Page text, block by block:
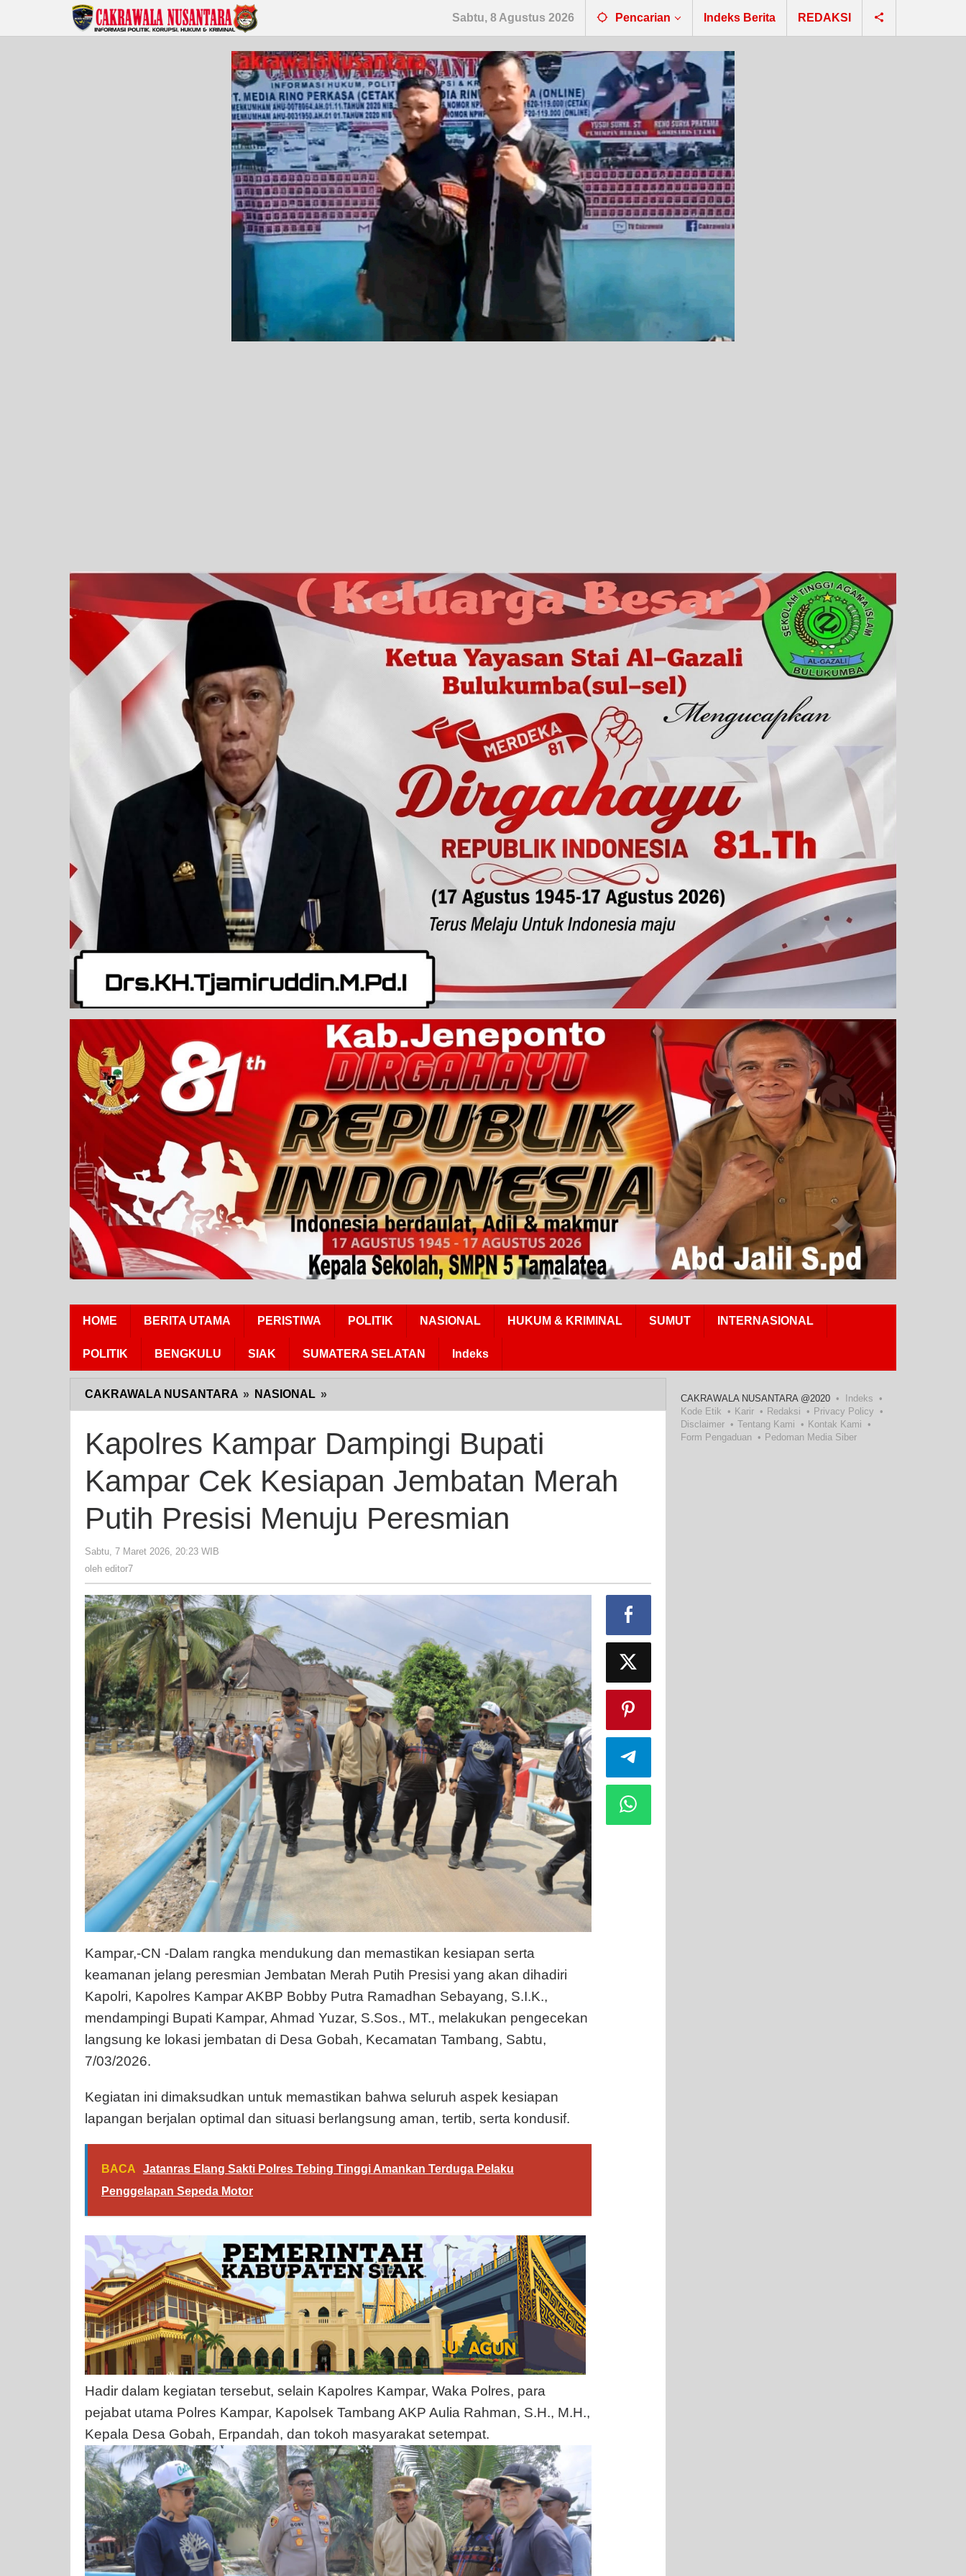
Sabtu, 8 Agustus 2026 Pencarian Indeks Berita REDAKSI
HOME BERITA UTAMA PERISTIWA POLITIK NASIONAL HUKUM & KRIMINAL SUMUT INTERNASIONAL
POLITIK BENGKULU SIAK SUMATERA SELATAN Indeks
CAKRAWALA NUSANTARA » NASIONAL »
Kampar
Bupati
Cek
Kesiapan
Jembatan
Merah
Menuju
Peresmian
Kapolres Kampar Dampingi Bupati
Kampar Cek Kesiapan Jembatan Merah
Putih Presisi Menuju Peresmian
Sabtu, 7 Maret 2026, 20:23 WIB
oleh editor7
Kampar,-CN -Dalam rangka mendukung dan memastikan kesiapan serta
keamanan jelang peresmian Jembatan Merah Putih Presisi yang akan dihadiri
Kapolri, Kapolres Kampar AKBP Bobby Putra Ramadhan Sebayang, S.I.K.,
mendampingi Bupati Kampar, Ahmad Yuzar, S.Sos., MT., melakukan pengecekan
langsung ke lokasi jembatan di Desa Gobah, Kecamatan Tambang, Sabtu,
7/03/2026.
Kegiatan ini dimaksudkan untuk memastikan bahwa seluruh aspek kesiapan
lapangan berjalan optimal dan situasi berlangsung aman, tertib, serta kondusif.
BACA
Jatanras Elang Sakti Polres Tebing Tinggi Amankan Terduga Pelaku
Penggelapan Sepeda Motor
Hadir dalam kegiatan tersebut, selain Kapolres Kampar, Waka Polres, para
pejabat utama Polres Kampar, Kapolsek Tambang AKP Aulia Rahman, S.H., M.H.,
Kepala Desa Gobah, Erpandah, dan tokoh masyarakat setempat.
CAKRAWALA NUSANTARA @2020
Indeks
Kode Etik
Karir Redaksi
Privacy Policy
Disclaimer
Tentang Kami
Kontak Kami
Form Pengaduan
Pedoman Media Siber